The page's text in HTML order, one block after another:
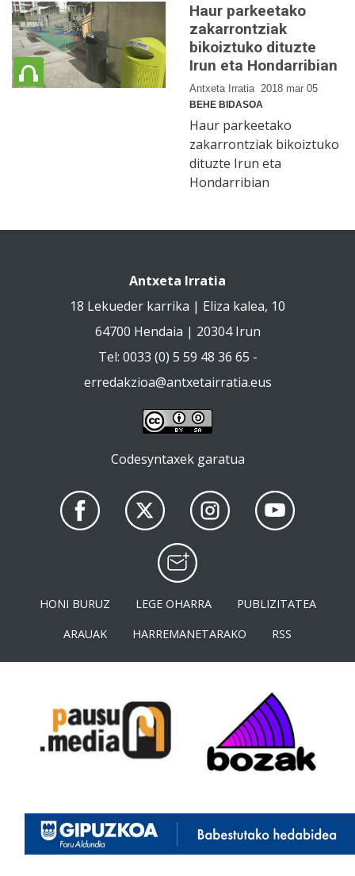
Haur parkeetako
zakarrontziak
bikoiztuko dituzte
Irun eta Hondarribian
Antxeta Irratia 2018 mar 05
BEHE BIDASOA
Haur parkeetako
zakarrontziak bikoiztuko
dituzte Irun eta
Hondarribian
Antxeta Irratia
18 Lekueder karrika | Eliza kalea, 10
64700 Hendaia | 20304 Irun
Tel: 0033 (0) 5 59 48 36 65 -
erredakzioa@antxetairratia.eus
Codesyntaxek garatua
HONI BURUZ LEGE OHARRA
PUBLIZITATEA
ARAUAK
HARREMANETARAKO RSS